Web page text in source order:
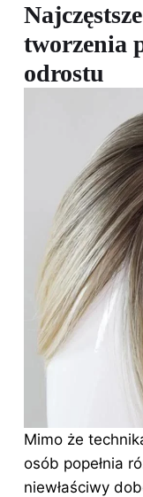
tworzenia
odrostu
Mimo że
osób popełnia
niewłaściwy